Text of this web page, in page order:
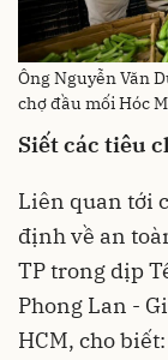
Ông Nguyễn Văn
chợ đầu mối Hóc
Siết các tiêu
Liên quan tới
định về an
TP trong dịp
Phong Lan -
HCM, cho